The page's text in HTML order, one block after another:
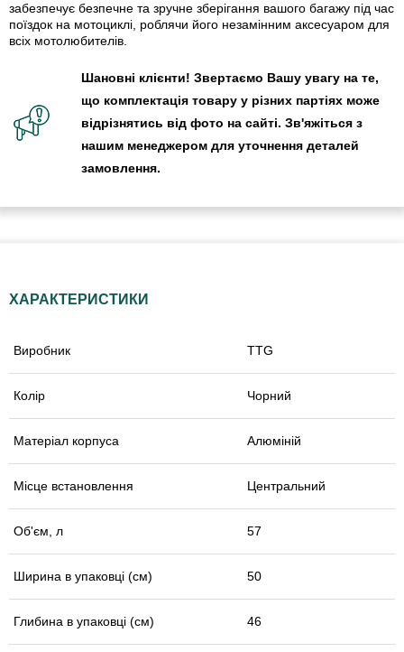
забезпечує безпечне та зручне зберігання вашого багажу під час
поїздок на мотоциклі, роблячи його незамінним аксесуаром для
всіх мотолюбителів.
Шановні клієнти! Звертаємо Вашу увагу на те,
що комплектація товару у різних партіях може
відрізнятись від фото на сайті. Зв'яжіться з
нашим менеджером для уточнення деталей
замовлення.
ХАРАКТЕРИСТИКИ
Виробник TTG
Колір Чорний
Матеріал корпуса Алюміній
Місце встановлення Центральний
Об'єм, л 57
Ширина в упаковці (см) 50
Глибина в упаковці (см) 46